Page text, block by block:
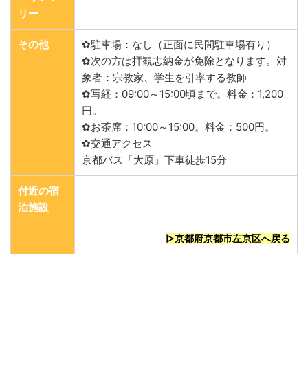
リー
その他
✿駐車場：なし（正面に民間駐車場有り）
✿次の方は拝観志納金が免除となります。対
象者：宗教家、学生を引率する教師
✿写経：09:00～15:00頃まで。料金：1,200
円。
✿お茶席：10:00～15:00。料金：500円。
✿交通アクセス
京都バス「大原」下車徒歩15分
付近の宿
泊施設
▷京都府京都市左京区へ戻る